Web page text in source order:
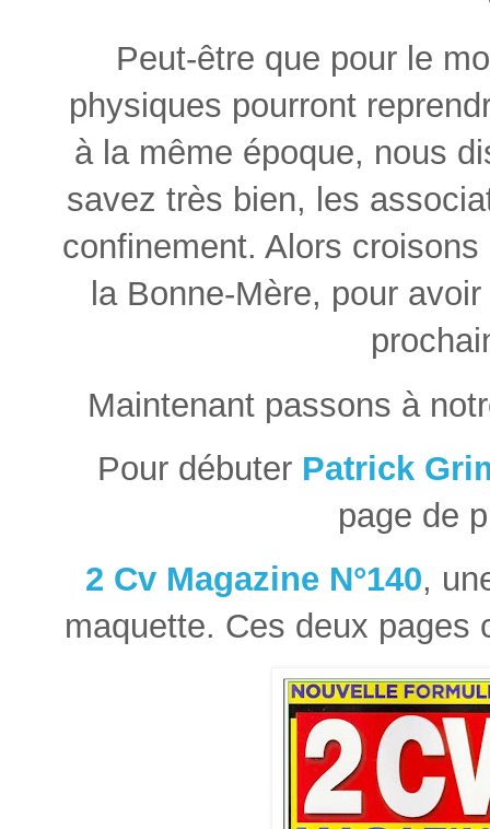
Peut-être que pour le
physiques pourront
à la même époque, nous
savez très bien, les
confinement. Alors
la Bonne-Mère, pour
Maintenant passons à
Pour débuter Patrick
page de
2 Cv Magazine N°140,
maquette. Ces deux pages